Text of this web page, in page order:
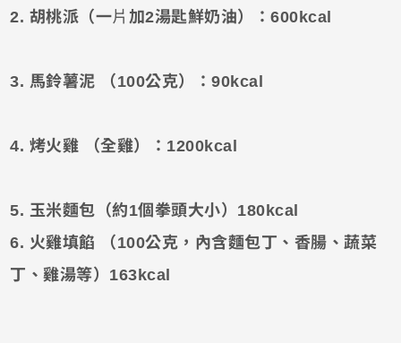
2. 胡桃派（一片 加2湯匙鮮奶油） ：600kcal
3. 馬鈴薯泥 （100公克）：90kcal
4. 烤火雞 （全雞）：1200kcal
5. 玉米麵包 （約1個拳頭大小） 180kcal
6. 火雞填餡 （ 100公克，內含麵包丁、香腸、蔬菜
丁、雞湯等）163kcal